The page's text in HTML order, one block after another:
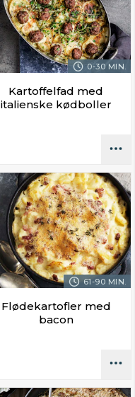
0-30 MIN.
Kartoffelfad med
italienske kødboller
61-90 MIN.
Flødekartofler med
bacon